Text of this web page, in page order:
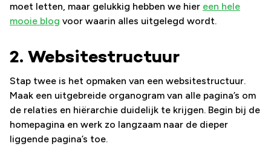
moet letten, maar gelukkig hebben we hier een hele
mooie blog voor waarin alles uitgelegd wordt.
2. Websitestructuur
Stap twee is het opmaken van een websitestructuur.
Maak een uitgebreide organogram van alle pagina’s om
de relaties en hiërarchie duidelijk te krijgen. Begin bij de
homepagina en werk zo langzaam naar de dieper
liggende pagina’s toe.